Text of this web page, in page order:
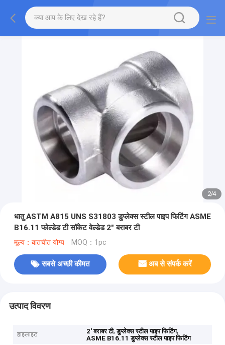
2/4
धातु ASTM A815 UNS S31803 डुप्लेक्स स्टील पाइप फिटिंग ASME
B16.11 फोल्डेड टी सॉकेट वेल्डेड 2" बराबर टी
मूल्य：बातचीत योग्य MOQ：1pc
सबसे अच्छी कीमत अब से संपर्क करें
उत्पाद विवरण
हाइलाइट 2' बराबर टी,डुप्लेक्स स्टील पाइप फिटिंग,
ASME B16.11 डुप्लेक्स स्टील पाइप फिटिंग